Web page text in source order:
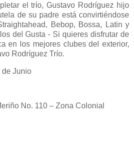
el trío, Gustavo Rodríguez hijo
de su padre está convirtiéndose
Bebop, Bossa, Latin y
del Gusta - Si quieres disfrutar de
en los mejores clubes del exterior,
Rodríguez Trío.
de Junio
No. 110 – Zona Colonial